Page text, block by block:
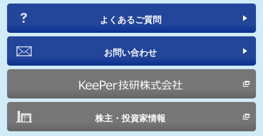
よくあるご質問
お問い合わせ
株主・投資家情報